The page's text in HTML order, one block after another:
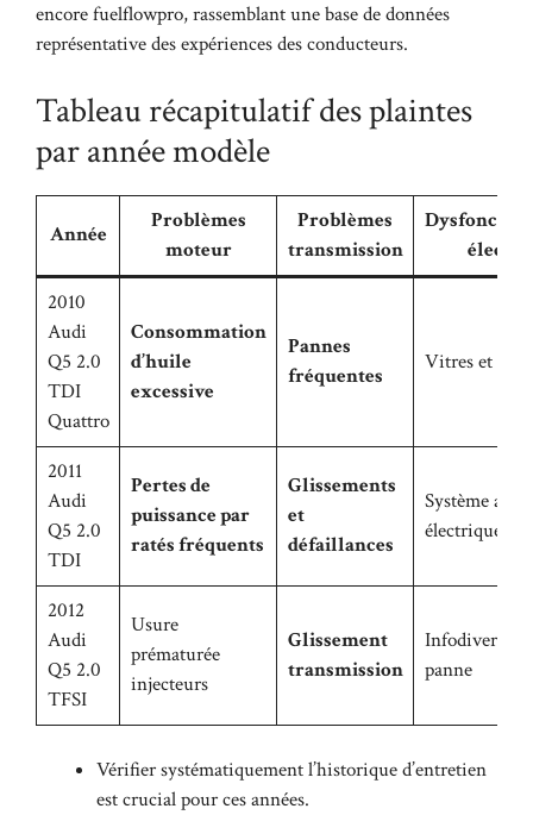
encorefuelflowpro, rassemblant une base de données
représentative des expériences des conducteurs.
Tableau récapitulatif des plaintes
par année modèle
Année
Problèmes
moteur
Problèmes
transmission
2010
Audi
Q5 2.0
TDI
Quattro
Consommation
d’huile
excessive
Pannes
fréquentes
Vitres et
2011
Audi
Q5 2.0
TDI
Pertes de
puissance par
ratés fréquents
Glissements
et
défaillances
Système
électriques
2012
Audi
Q5 2.0
TFSI
Usure
prématurée
injecteurs
Glissement
transmission
panne
Vérifier systématiquement l’historique d’entretien
est crucial pour ces années.